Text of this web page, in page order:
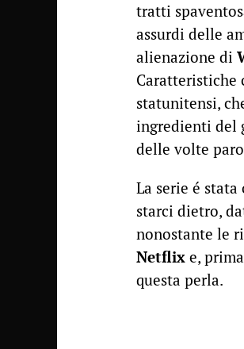
tratti
assurdi delle
alienazione di
Caratteristiche
statunitensi,
ingredienti del
delle volte
La serie é
starci dietro,
nonostante le
Netflix e,
questa perla.